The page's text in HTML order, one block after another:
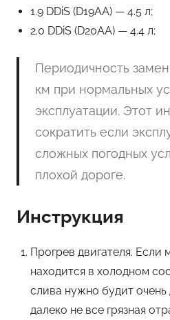
1.9 DDiS (D19AA) — 4.5 л;
2.0 DDiS (D20AA) — 4.4 л;
Периодичность
км при нормальных
эксплуатации. Этот
сократить если
сложных погодных
плохой дороге.
Инструкция
Прогрев двигателя. Если
находится в холодном
слива нужно будит очень
далеко не все грязная